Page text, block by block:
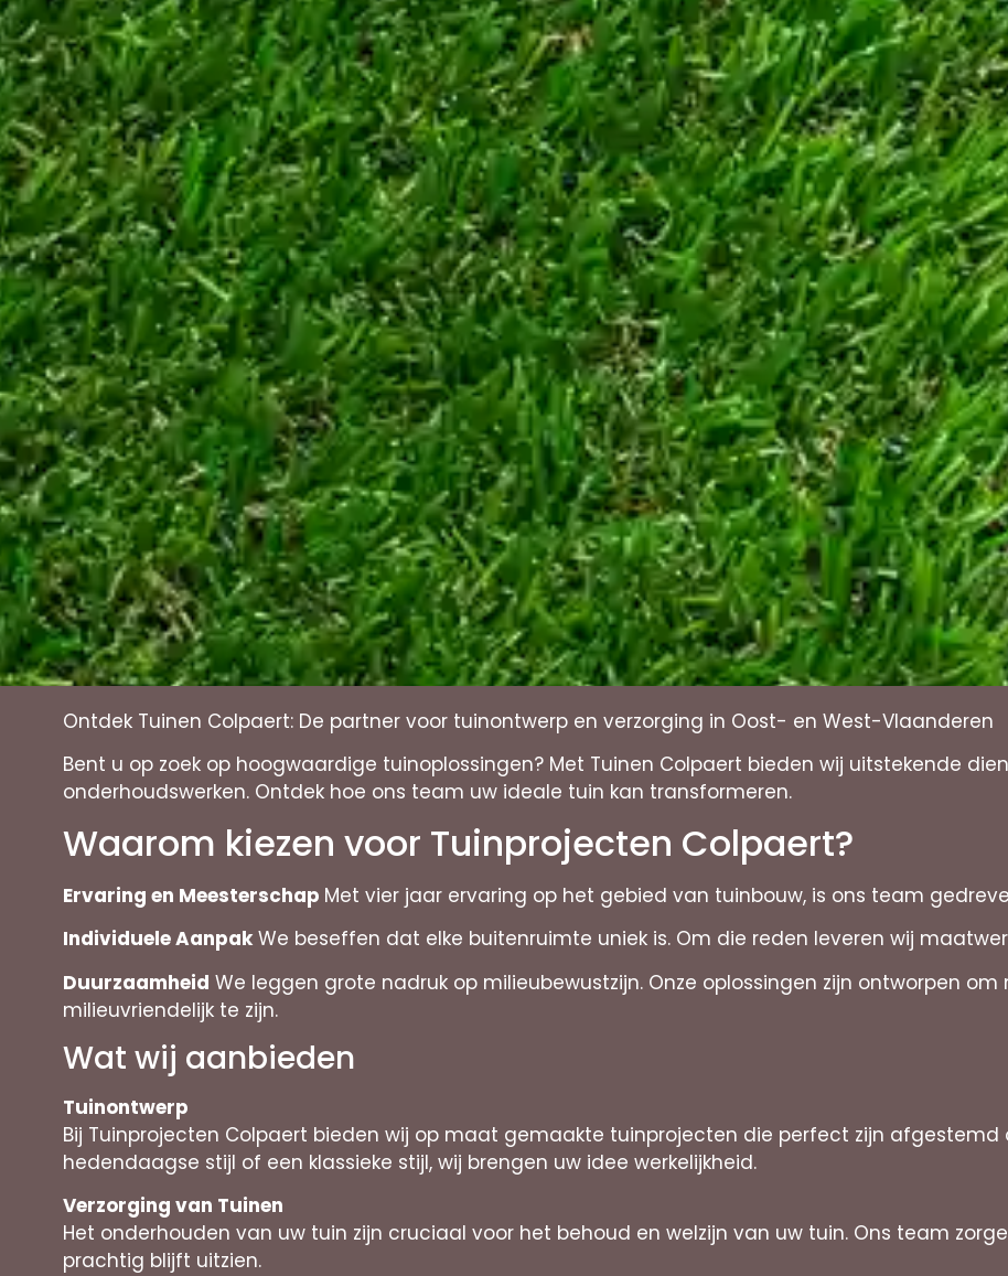
Ontdek Tuinen Colpaert: De partner voor tuinontwerp en verzorging in Oost- en West-Vlaanderen
Bent u op zoek op hoogwaardige tuinoplossingen? Met Tuinen Colpaert bieden wij uitstekende
onderhoudswerken. Ontdek hoe ons team uw ideale tuin kan transformeren.
Waarom kiezen voor Tuinprojecten Colpaert?
Ervaring en Meesterschap Met vier jaar ervaring op het gebied van tuinbouw, is ons team
Individuele Aanpak We beseffen dat elke buitenruimte uniek is. Om die reden leveren wij
Duurzaamheid We leggen grote nadruk op milieubewustzijn. Onze oplossingen zijn ontworpen om
milieuvriendelijk te zijn.
Wat wij aanbieden
Tuinontwerp
Bij Tuinprojecten Colpaert bieden wij op maat gemaakte tuinprojecten die perfect zijn afgestemd
hedendaagse stijl of een klassieke stijl, wij brengen uw idee werkelijkheid.
Verzorging van Tuinen
Het onderhouden van uw tuin zijn cruciaal voor het behoud en welzijn van uw tuin. Ons team
prachtig blijft uitzien.